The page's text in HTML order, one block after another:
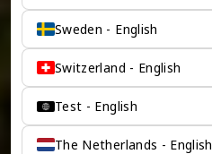
Sweden - English
Switzerland - English
Test - English
The Netherlands - English